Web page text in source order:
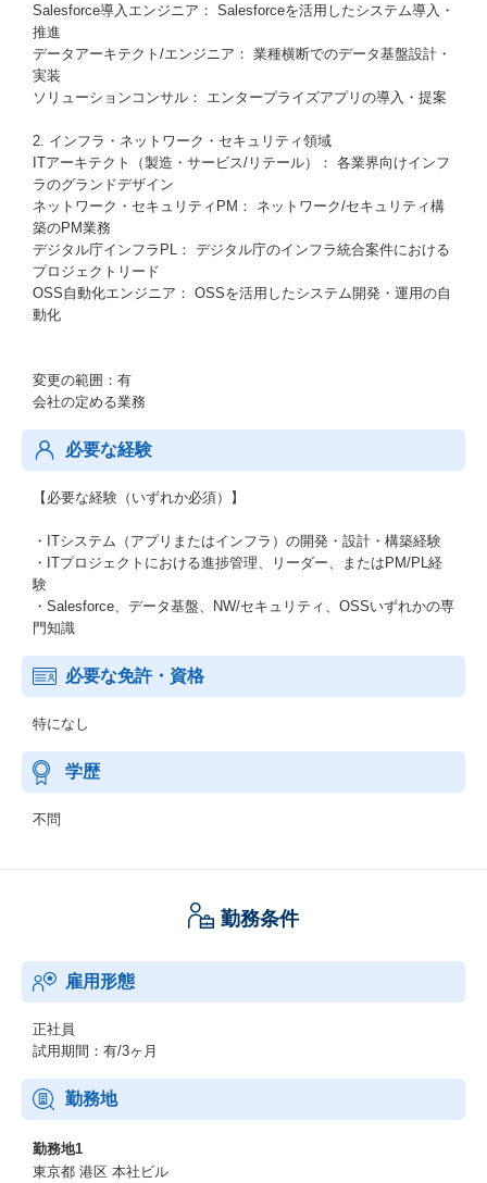
Salesforce導入エンジニア： Salesforceを活用したシステム導入・
推進
データアーキテクト/エンジニア： 業種横断でのデータ基盤設計・
実装
ソリューションコンサル： エンタープライズアプリの導入・提案
2. インフラ・ネットワーク・セキュリティ領域
ITアーキテクト（製造・サービス/リテール）： 各業界向けインフ
ラのグランドデザイン
ネットワーク・セキュリティPM： ネットワーク/セキュリティ構
築のPM業務
デジタル庁インフラPL： デジタル庁のインフラ統合案件における
プロジェクトリード
OSS自動化エンジニア： OSSを活用したシステム開発・運用の自
動化
変更の範囲：有
会社の定める業務
必要な経験
【必要な経験（いずれか必須）】
・ITシステム（アプリまたはインフラ）の開発・設計・構築経験
・ITプロジェクトにおける進捗管理、リーダー、またはPM/PL経
験
・Salesforce、データ基盤、NW/セキュリティ、OSSいずれかの専
門知識
必要な免許・資格
特になし
学歴
不問
勤務条件
雇用形態
正社員
試用期間：有/3ヶ月
勤務地
勤務地1
東京都 港区 本社ビル